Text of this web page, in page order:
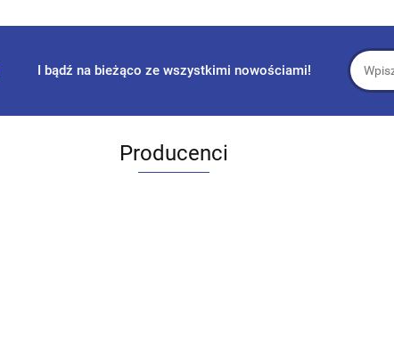
I bądź na bieżąco ze wszystkimi nowościami!
Producenci